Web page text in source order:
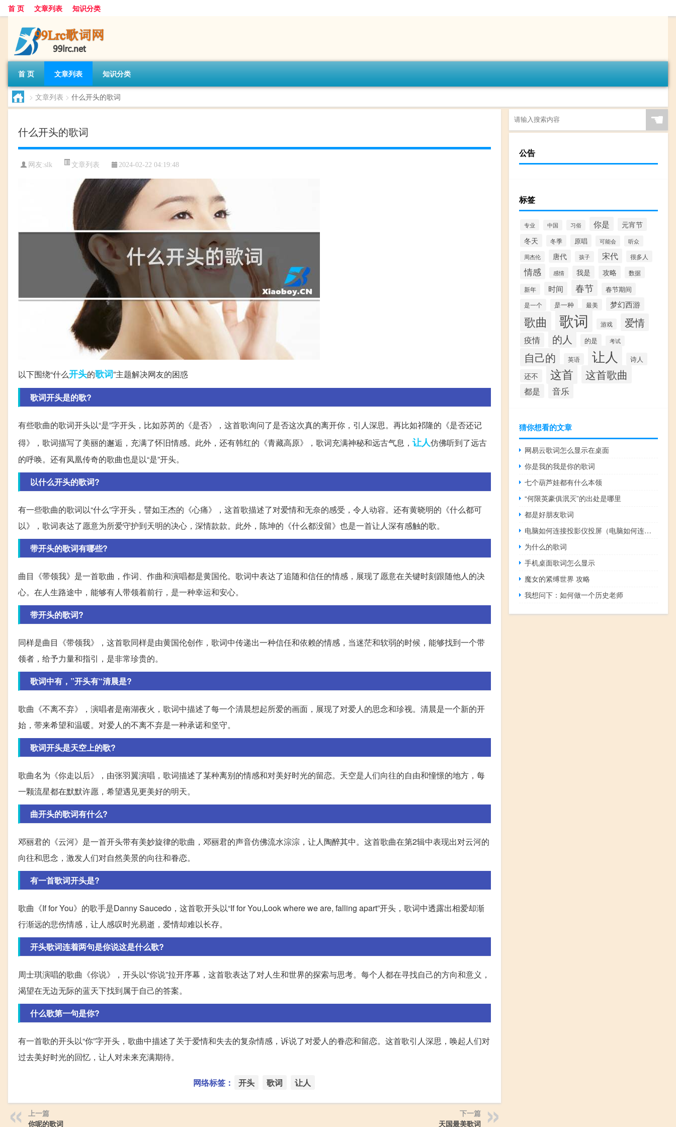
首 页 文章列表 知识分类
首 页 文章列表 知识分类
> 文章列表 > 什么开头的歌词
什么开头的歌词
网友:slk 文章列表 2024-02-22 04:19:48
以下围绕“什么开头的歌词”主题解决网友的困惑
歌词开头是的歌?
有些歌曲的歌词开头以“是”字开头，比如苏芮的《是否》，这首歌询问了是否这次真的离开你，引人深思。再比如祁隆的《是否还记
得》，歌词描写了美丽的邂逅，充满了怀旧情感。此外，还有韩红的《青藏高原》，歌词充满神秘和远古气息， 让人仿佛听到了远古
的呼唤。还有凤凰传奇的歌曲也是以“是”开头。
以什么开头的歌词?
有一些歌曲的歌词以“什么”字开头，譬如王杰的《心痛》，这首歌描述了对爱情和无奈的感受，令人动容。还有黄晓明的《什么都可
以》，歌词表达了愿意为所爱守护到天明的决心，深情款款。此外，陈坤的《什么都没留》也是一首让人深有感触的歌。
带开头的歌词有哪些?
曲目《带领我》是一首歌曲，作词、作曲和演唱都是黄国伦。歌词中表达了追随和信任的情感，展现了愿意在关键时刻跟随他人的决
心。在人生路途中，能够有人带领着前行，是一种幸运和安心。
带开头的歌词?
同样是曲目《带领我》，这首歌同样是由黄国伦创作，歌词中传递出一种信任和依赖的情感，当迷茫和软弱的时候，能够找到一个带
领者，给予力量和指引，是非常珍贵的。
歌词中有，”开头有“清晨是?
歌曲《不离不弃》，演唱者是南湖夜火，歌词中描述了每一个清晨想起所爱的画面，展现了对爱人的思念和珍视。清晨是一个新的开
始，带来希望和温暖。对爱人的不离不弃是一种承诺和坚守。
歌词开头是天空上的歌?
歌曲名为《你走以后》，由张羽翼演唱，歌词描述了某种离别的情感和对美好时光的留恋。天空是人们向往的自由和憧憬的地方，每
一颗流星都在默默许愿，希望遇见更美好的明天。
曲开头的歌词有什么?
邓丽君的《云河》是一首开头带有美妙旋律的歌曲，邓丽君的声音仿佛流水淙淙，让人陶醉其中。这首歌曲在第2辑中表现出对云河的
向往和思念，激发人们对自然美景的向往和眷恋。
有一首歌词开头是?
歌曲《If for You》的歌手是Danny Saucedo，这首歌开头以“If for You,Look where we are, falling apart”开头，歌词中透露出相爱却渐
行渐远的悲伤情感，让人感叹时光易逝，爱情却难以长存。
开头歌词连着两句是你说这是什么歌?
周士琪演唱的歌曲《你说》，开头以“你说”拉开序幕，这首歌表达了对人生和世界的探索与思考。每个人都在寻找自己的方向和意义，
渴望在无边无际的蓝天下找到属于自己的答案。
什么歌第一句是你?
有一首歌的开头以“你”字开头，歌曲中描述了关于爱情和失去的复杂情感，诉说了对爱人的眷恋和留恋。这首歌引人深思，唤起人们对
过去美好时光的回忆，让人对未来充满期待。
网络标签： 开头 歌词 让人
上一篇
你呢的歌词
下一篇
天国最美歌词
☚
公告
标签
专业 中国 习俗 你是
元宵节
冬天
冬季 原唱 可能会
听众
周杰伦
唐代 孩子 宋代 很多人
情感 感情 我是 攻略 数据
新年 时间 春节 春节期间
是一个 是一种 最美 梦幻西游
歌曲 歌词 游戏 爱情
疫情 的人 的是 考试
自己的 英语 让人 诗人
还不 这首 这首歌曲
都是 音乐
猜你想看的文章
网易云歌词怎么显示在桌面
你是我的我是你的歌词
七个葫芦娃都有什么本领
“何限英豪俱泯灭”的出处是哪里
都是好朋友歌词
电脑如何连接投影仪投屏（电脑如何连接投影仪）
为什么的歌词
手机桌面歌词怎么显示
魔女的紧缚世界 攻略
我想问下：如何做一个历史老师